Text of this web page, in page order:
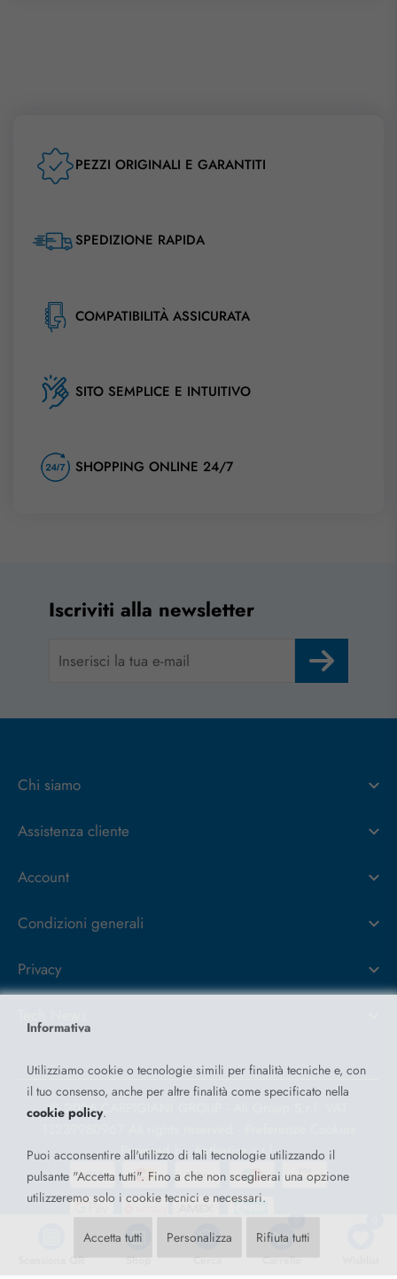
Scansiona QR Shop Cerca Carrello
PEZZI ORIGINALI E GARANTITI
SPEDIZIONE RAPIDA
COMPATIBILITÀ ASSICURATA
SITO SEMPLICE E INTUITIVO
SHOPPING ONLINE 24/7
Iscriviti alla newsletter
Chi siamo
Assistenza cliente
Account
Condizioni generali
Privacy
© 2026 CARPIGIANI GROUP - Ali Group S.r.l. VAT
Powered byAntherica s.r.l.
Informativa
Utilizziamo cookie o tecnologie simili per finalità tecniche e, con
il tuo consenso, anche per altre finalità come specificato nella
cookie policy.
Puoi acconsentire all'utilizzo di tali tecnologie utilizzando il
pulsante "Accetta tutti". Fino a che non sceglierai una opzione
utilizzeremo solo i cookie tecnici e necessari.
Accetta tutti Personalizza Rifiuta tutti